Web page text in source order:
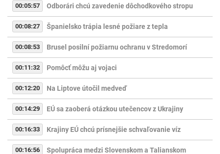
00:05:57 Odborári chcú zavedenie dôchodkového stropu
00:08:27 Španielsko trápia lesné požiare z tepla
00:08:53 Brusel posilní požiarnu ochranu v Stredomorí
00:11:32 Pomôcť môžu aj vojaci
00:12:20 Na Liptove útočil medveď
00:14:29 EÚ sa zaoberá otázkou utečencov z Ukrajiny
00:16:33 Krajiny EÚ chcú prísnejšie schvaľovanie víz
00:16:56 Spolupráca medzi Slovenskom a Talianskom